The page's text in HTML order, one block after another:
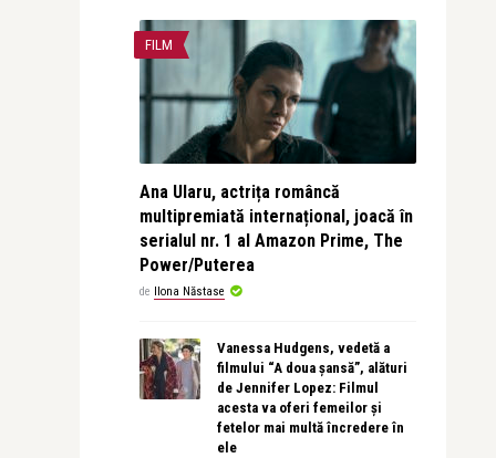
FILM
Ana Ularu, actrița româncă
multipremiată internațional, joacă în
serialul nr. 1 al Amazon Prime, The
Power/Puterea
de Ilona Năstase
Vanessa Hudgens, vedetă a
filmului “A doua șansă”, alături
de Jennifer Lopez: Filmul
acesta va oferi femeilor și
fetelor mai multă încredere în
ele